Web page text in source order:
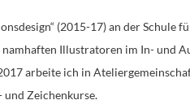
(2015-17) an der
Illustratoren im In- und
arbeite ich in
und Zeichenkurse.